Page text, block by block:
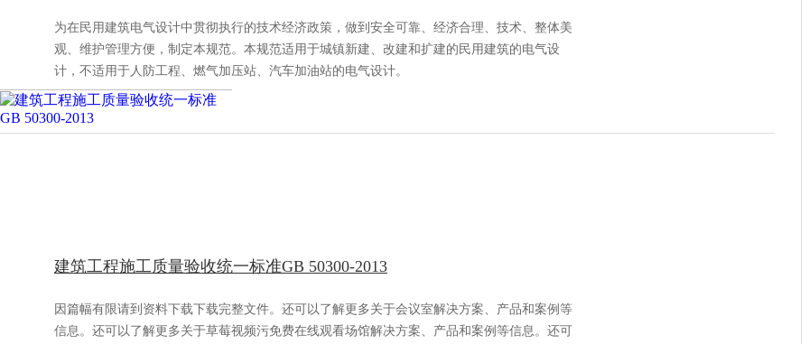
为在民用建筑电气设计中贯彻执行的技术经济政策，做到安全可靠、经济合理、技术、整体美
观、维护管理方便，制定本规范。本规范适用于城镇新建、改建和扩建的民用建筑的电气设
计，不适用于人防工程、燃气加压站、汽车加油站的电气设计。
建筑工程施工质量验收统一标准GB 50300-2013
因篇幅有限请到资料下载下载完整文件。还可以了解更多关于会议室解决方案、产品和案例等
信息。还可以了解更多关于草莓视频污免费在线观看场馆解决方案、产品和案例等信息。还可